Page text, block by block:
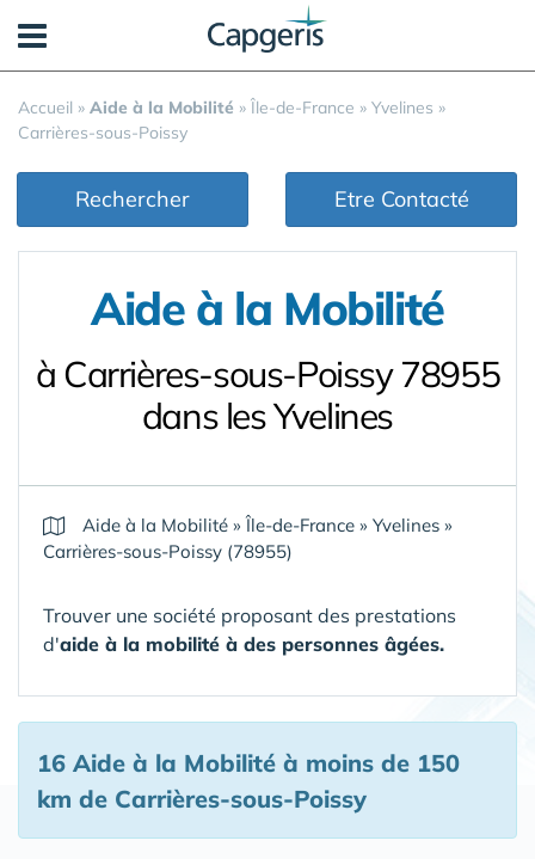
Accueil » Aide à la Mobilité » Île-de-France » Yvelines »
Carrières-sous-Poissy
Rechercher Etre Contacté
Aide à la Mobilité
à Carrières-sous-Poissy 78955
dans les Yvelines
Aide à la Mobilité »Île-de-France » Yvelines »
Carrières-sous-Poissy (78955)
Trouver une société proposant des prestations
d'aide à la mobilité à des personnes âgées.
16 Aide à la Mobilité à moins de 150
km de Carrières-sous-Poissy